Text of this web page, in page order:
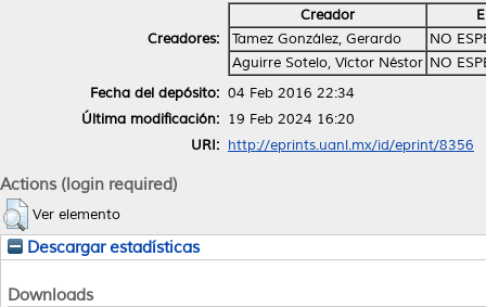
Creadores:
Creador
Tamez González, Gerardo
NO
Aguirre Sotelo, Víctor Néstor NO
Fecha del depósito: 04 Feb 2016 22:34
Última modificación: 19 Feb 2024 16:20
URI: http://eprints.uanl.mx/id/eprint/8356
Actions (login required)
Ver elemento
Descargar estadísticas
Downloads